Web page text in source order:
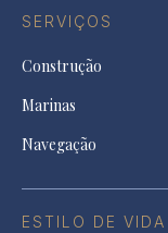
SERVIÇOS
Construção
Marinas
Navegação
ESTILO DE VIDA